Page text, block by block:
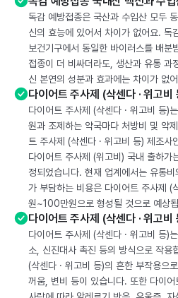
독감 예방접종은 국산과 수입산 모두
신의 효능에 있어서 차이가 없어요. 독
보건기구에서 동일한 바이러스를 배
접종이 더 비싸더라도, 생산과 유통 과
신 본연의 성분과 효과에는 차이가 없
다이어트 주사제 (삭센다 · 위고비
다이어트 주사제 (삭센다 · 위고비 등)
원과 조제하는 약국마다 처방비 및 약
트 주사제 (삭센다 · 위고비 등) 제조사
다이어트 주사제 (위고비) 국내 출하
정되었습니다. 현재 업계에서는 유통
가 부담하는 비용은 다이어트 주사제
원~100만원으로 형성될 것으로 예상
다이어트 주사제 (삭센다 · 위고비
다이어트 주사제 (삭센다 · 위고비 등)
소, 신진대사 촉진 등의 방식으로 작용
(삭센다 · 위고비 등)의 흔한 부작용으
꺼움, 변비 등이 있습니다. 또한 다이